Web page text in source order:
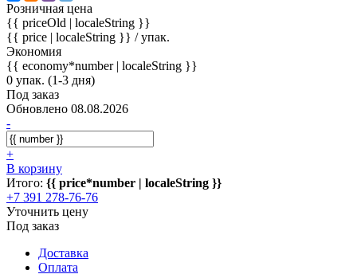
Розничная цена
{{ priceOld | localeString }}
{{ price | localeString }} / упак.
Экономия
{{ economy*number | localeString }}
0 упак. (1-3 дня)
Под заказ
Обновлено 08.08.2026
-
+
В корзину
Итого: {{ price*number | localeString }}
+7 391 278-76-76
Уточнить цену
Под заказ
Доставка
Оплата